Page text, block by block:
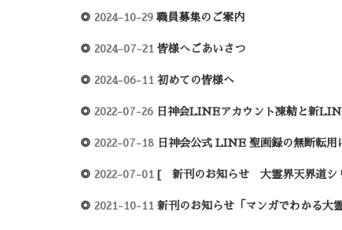
◎ 2024-10-29 職員募集のご案内
◎ 2024-07-21 皆様へごあいさつ
◎ 2024-06-11 初めての皆様へ
◎ 2022-07-26 日神会LINEアカウント凍結と新
◎ 2022-07-18 日神会公式 LINE 聖画録の無断転用
◎ 2022-07-01 [ 新刊のお知らせ 大霊界天界道
◎ 2021-10-11 新刊のお知らせ「マンガでわかる大